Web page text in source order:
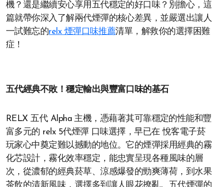
機？還是繼續安心享用五代穩定的好口味？別擔心，這
篇就帶你深入了解兩代煙彈的核心差異，並嚴選出讓人
一試難忘的relx 煙彈口味推薦清單，解救你的選擇困難
症！
五代經典不敗！穩定輸出與豐富口味的基石
RELX 五代 Alpha 主機，憑藉著其可靠穩定的性能和豐
富多元的 relx 5代煙彈 口味選擇，早已在 悅客電子菸
玩家心中奠定難以撼動的地位。它的煙彈採用經典的霧
化芯設計，霧化效率穩定，能忠實呈現各種風味的層
次，從濃郁的經典菸草、涼感爆發的勁爽薄荷，到水果